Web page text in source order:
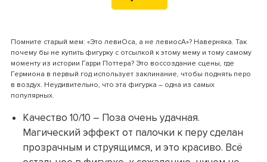
Помните старый мем: «Это левиОса, а не левиосА»? Наверняка. Так
почему бы не купить фигурку с отсылкой к этому мему и тому самому
моменту из истории Гарри Поттера? Это воссоздание сцены, где
Гермиона в первый год использует заклинание, чтобы поднять перо
в воздух. Неудивительно, что эта фигурка – одна из самых
популярных.
Качество 10/10 – Поза очень удачная.
Магический эффект от палочки к перу сделан
прозрачным и струящимся, и это красиво. Всё